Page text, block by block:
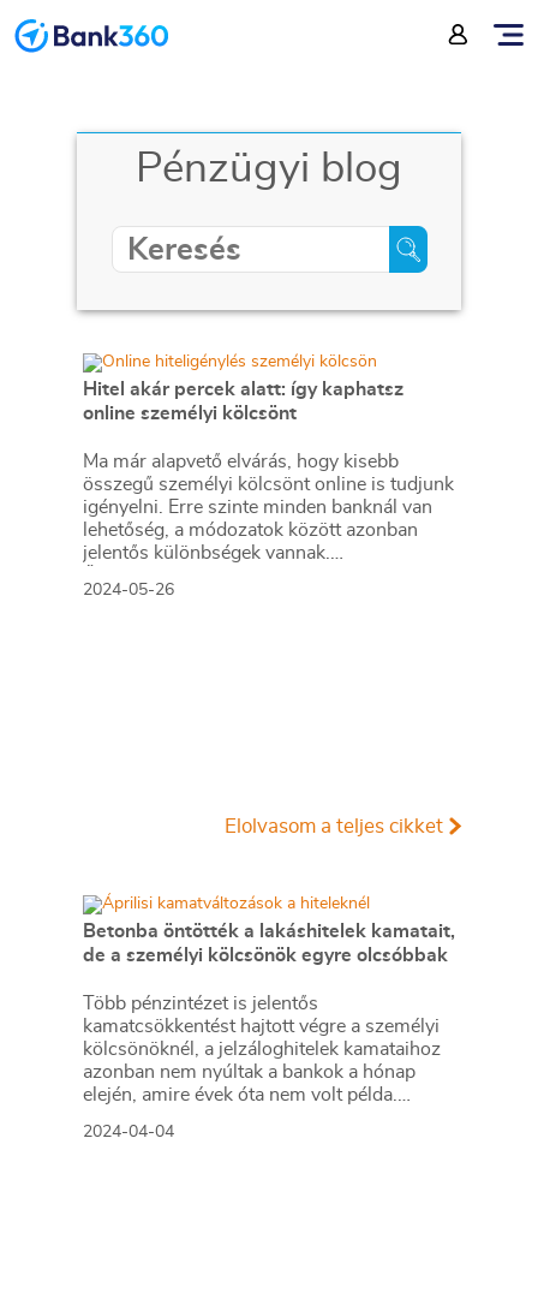
Hitel akár percek alatt: így kaphatsz
online személyi kölcsönt
Ma már alapvető elvárás, hogy kisebb
összegű személyi kölcsönt online is tudjunk
igényelni. Erre szinte minden banknál van
lehetőség, a módozatok között azonban
jelentős különbségek vannak.
tehetjük ezt meg.
2024-05-26
Elolvasom a teljes cikket
Betonba öntötték a lakáshitelek kamatait,
de a személyi kölcsönök egyre olcsóbbak
Több pénzintézet is jelentős
kamatcsökkentést hajtott végre a személyi
kölcsönöknél, a jelzáloghitelek kamataihoz
azonban nem nyúltak a bankok a hónap
elején, amire évek óta nem volt példa.
közelítő kamattal is adnak.
2024-04-04
Pénzügyi blog